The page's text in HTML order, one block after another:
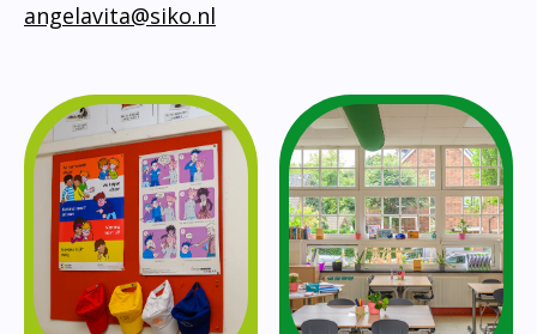
angelavita@siko.nl